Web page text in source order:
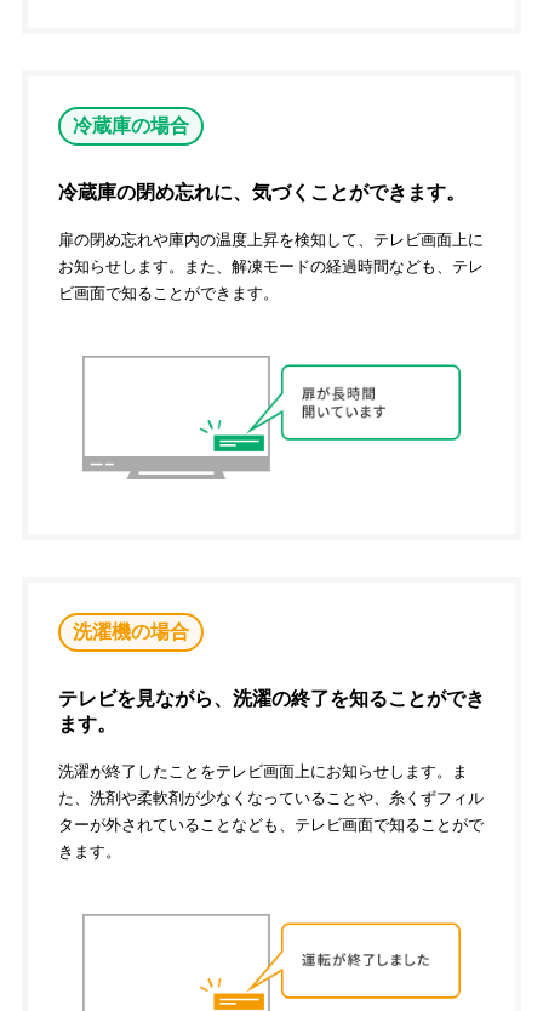
冷蔵庫の場合
冷蔵庫の閉め忘れに、気づくことができます。
扉の閉め忘れや庫内の温度上昇を検知して、テレビ画面上に
お知らせします。また、解凍モードの経過時間なども、テレ
ビ画面で知ることができます。
洗濯機の場合
テレビを見ながら、洗濯の終了を知ることができ
ます。
洗濯が終了したことをテレビ画面上にお知らせします。ま
た、洗剤や柔軟剤が少なくなっていることや、糸くずフィル
ターが外されていることなども、テレビ画面で知ることがで
きます。